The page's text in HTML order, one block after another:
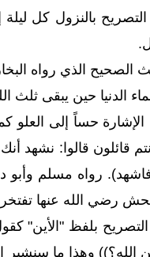
التصريح بالنزول كل
الصحيح الذي رواه
الدنيا حين يبقى
الإشارة حساً إلى العلو
قائلون قالوا:
فاشهد). رواه مسلم
رضي الله عنها
التصريح بلفظ "الأين"
الله؟)) وهذا ما سنشير